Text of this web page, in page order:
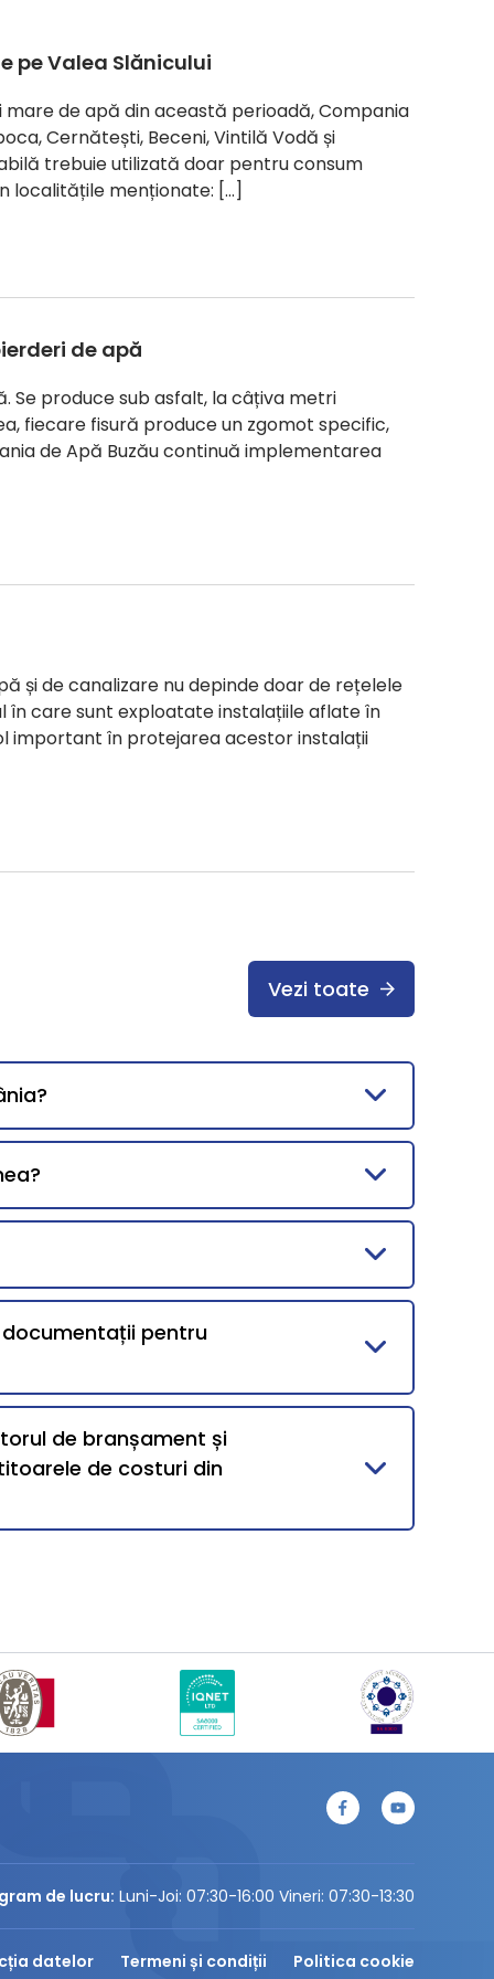
pe Valea Slănicului
de apă din această perioadă, Compania
Cernătești, Beceni, Vintilă Vodă și
trebuie utilizată doar pentru consum
localitățile menționate: […]
de apă
Se produce sub asfalt, la câțiva metri
fiecare fisură produce un zgomot specific,
de Apă Buzău continuă implementarea
și de canalizare nu depinde doar de rețelele
în care sunt exploatate instalațiile aflate în
important în protejarea acestor instalații
Vezi toate
pentru
de branșament și
de costuri din
de lucru: Luni-Joi: 07:30-16:00 Vineri: 07:30-13:30
datelor Termeni și condiții Politica cookie